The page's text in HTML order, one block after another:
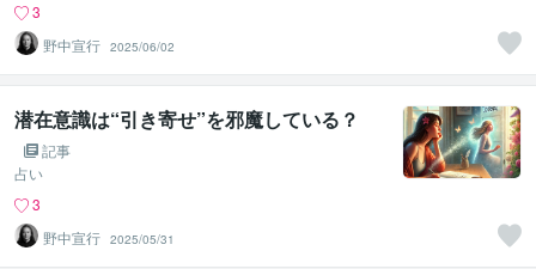
3
野中宣行 2025/06/02
潜在意識は“引き寄せ”を邪魔している？
記事
占い
3
野中宣行 2025/05/31